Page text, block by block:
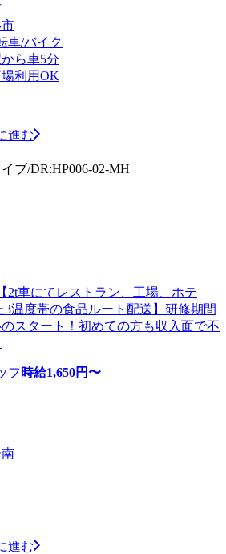
車/バイク
ら車5分
利用OK
進む
ブ/DR:HP006-02-MH
2t車にてレストラン、工場、ホテ
温度帯の食品ルート配送】研修期間
スタート！初めての方も収入面で不
フ 時給1,650円〜
進む